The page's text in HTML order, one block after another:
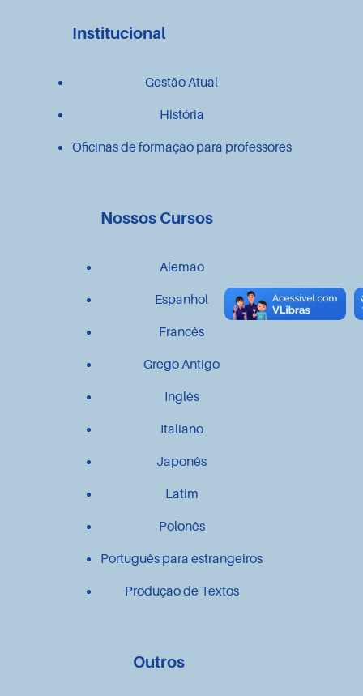
Institucional
Gestão Atual
História
Oficinas de formação para professores
Nossos Cursos
Alemão
Espanhol
Francês
Grego Antigo
Inglês
Italiano
Japonês
Latim
Polonês
Português para estrangeiros
Produção de Textos
Outros